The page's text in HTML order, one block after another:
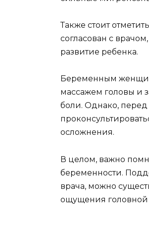
Также стоит
согласован с
развитие ребенка.
Беременным
массажем головы и
боли. Однако,
осложнения.
В целом, важно
беременности.
врача, можно
ощущения головной